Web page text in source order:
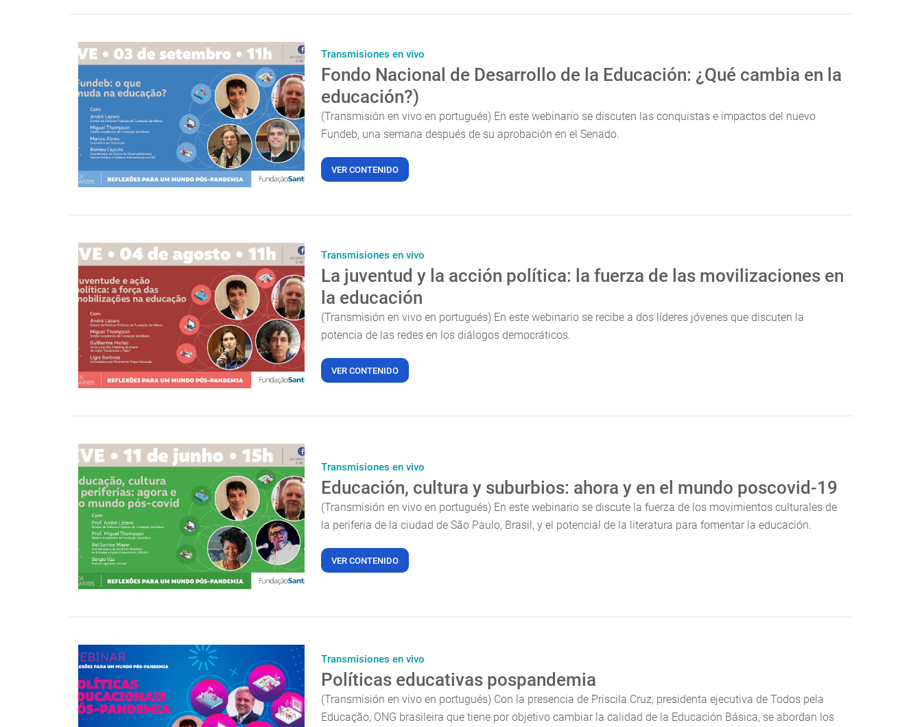
Transmisiones en vivo
Fondo Nacional de Desarrollo de la Educación: ¿Qué cambia en la
educación?)
(Transmisión en vivo en portugués) En este webinario se discuten las conquistas e impactos del nuevo
Fundeb, una semana después de su aprobación en el Senado.
VER CONTENIDO
Transmisiones en vivo
La juventud y la acción política: la fuerza de las movilizaciones en
la educación
(Transmisión en vivo en portugués) En este webinario se recibe a dos líderes jóvenes que discuten la
potencia de las redes en los diálogos democráticos.
VER CONTENIDO
Transmisiones en vivo
Educación, cultura y suburbios: ahora y en el mundo poscovid-19
(Transmisión en vivo en portugués) En este webinario se discute la fuerza de los movimientos culturales de
la periferia de la ciudad de São Paulo, Brasil, y el potencial de la literatura para fomentar la educación.
VER CONTENIDO
Transmisiones en vivo
Políticas educativas pospandemia
(Transmisión en vivo en portugués) Con la presencia de Priscila Cruz, presidenta ejecutiva de Todos pela
Educação, ONG brasileira que tiene por objetivo cambiar la calidad de la Educación Básica, se abordan los